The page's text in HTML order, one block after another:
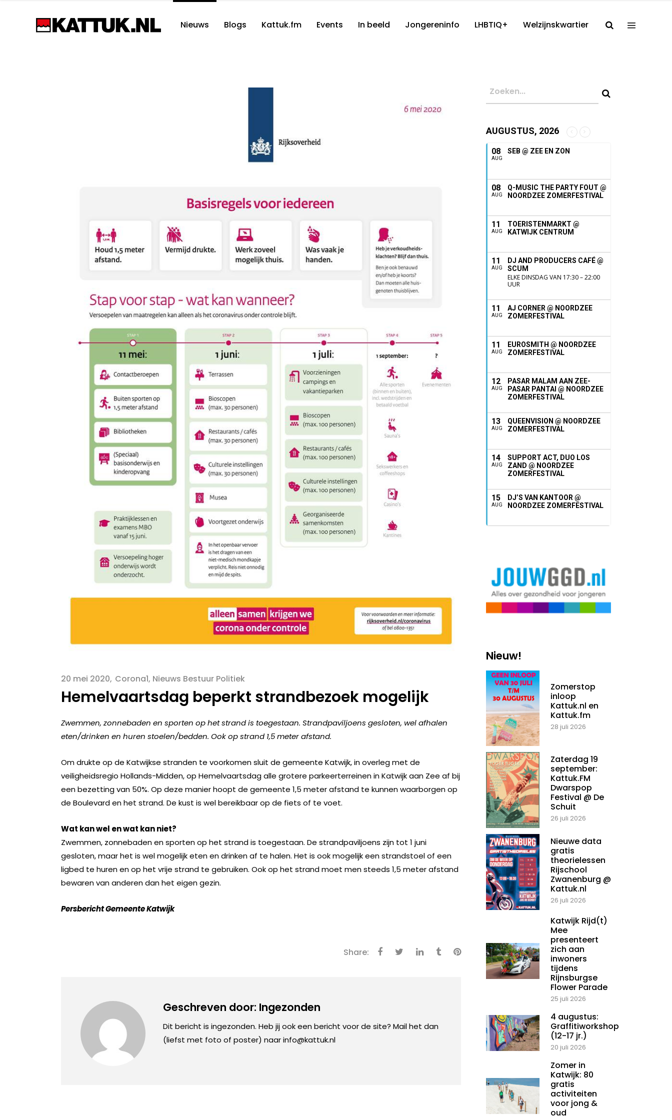
Nieuws Blogs Kattuk.fm Events In beeld Jongereninfo LHBTIQ+ Welzijnskwartier
20 mei 2020 Corona1, Nieuws Bestuur Politiek
Hemelvaartsdag beperkt strandbezoek mogelijk
Zwemmen, zonnebaden en sporten op het strand is toegestaan. Strandpaviljoens gesloten, wel afhalen
eten/drinken en huren stoelen/bedden. Ook op strand 1,5 meter afstand.
Om drukte op de Katwijkse stranden te voorkomen sluit de gemeente Katwijk, in overleg met de
veiligheidsregio Hollands-Midden, op Hemelvaartsdag alle grotere parkeerterreinen in Katwijk aan Zee af bij
een bezetting van 50%. Op deze manier hoopt de gemeente 1,5 meter afstand te kunnen waarborgen op
de Boulevard en het strand. De kust is wel bereikbaar op de fiets of te voet.
Wat kan wel en wat kan niet?
Zwemmen, zonnebaden en sporten op het strand is toegestaan. De strandpaviljoens zijn tot 1 juni
gesloten, maar het is wel mogelijk eten en drinken af te halen. Het is ook mogelijk een strandstoel of een
ligbed te huren en op het vrije strand te gebruiken. Ook op het strand moet men steeds 1,5 meter afstand
bewaren van anderen dan het eigen gezin.
Persbericht Gemeente Katwijk
Share:
Geschreven door: Ingezonden
Dit bericht is ingezonden. Heb jij ook een bericht voor de site? Mail het dan
(liefst met foto of poster) naar info@kattuk.nl
AUGUSTUS, 2026
08
AUG
SEB @ ZEE EN ZON
08
AUG
Q-MUSIC THE PARTY FOUT @
NOORDZEE ZOMERFESTIVAL
11
AUG
TOERISTENMARKT @
KATWIJK CENTRUM
11
AUG
DJ AND PRODUCERS CAFÉ @
SCUM
ELKE DINSDAG VAN 17:30 – 22:00
UUR
11
AUG
AJ CORNER @ NOORDZEE
ZOMERFESTIVAL
11
AUG
EUROSMITH @ NOORDZEE
ZOMERFESTIVAL
12
AUG
PASAR MALAM AAN ZEE-
PASAR PANTAI @ NOORDZEE
ZOMERFESTIVAL
13
AUG
QUEENVISION @ NOORDZEE
ZOMERFESTIVAL
14
AUG
SUPPORT ACT, DUO LOS
ZAND @ NOORDZEE
ZOMERFESTIVAL
15
AUG
DJ’S VAN KANTOOR @
NOORDZEE ZOMERFESTIVAL
Nieuw!
Zomerstop
inloop
Kattuk.nl en
Kattuk.fm
28 juli 2026
Zaterdag 19
september:
Kattuk.FM
Dwarspop
Festival @ De
Schuit
26 juli 2026
Nieuwe data
gratis
theorielessen
Rijschool
Zwanenburg @
Kattuk.nl
26 juli 2026
Katwijk Rijd(t)
Mee
presenteert
zich aan
inwoners
tijdens
Rijnsburgse
Flower Parade
25 juli 2026
4 augustus:
Graffitiworkshop
(12-17 jr.)
20 juli 2026
Zomer in
Katwijk: 80
gratis
activiteiten
voor jong &
oud